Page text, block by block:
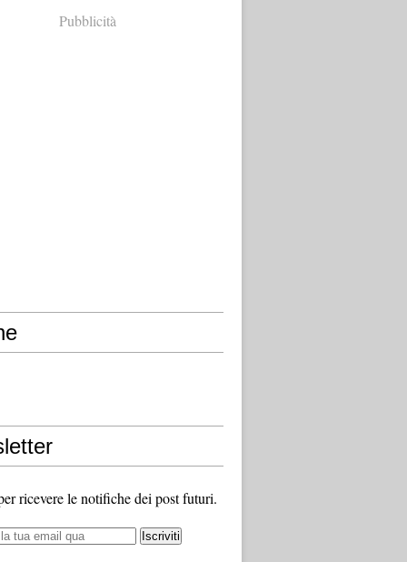
Pubblicità
ricevere le notifiche dei post futuri.